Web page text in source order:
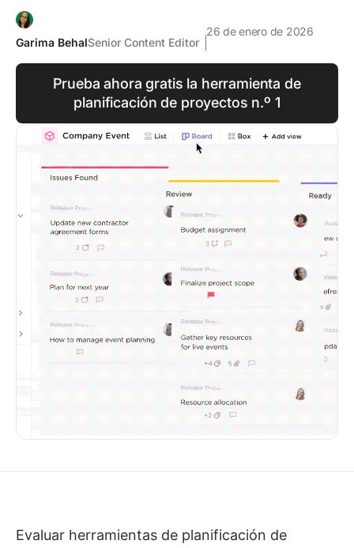
Garima BehalSenior Content Editor
26 de enero de 2026
Prueba ahora gratis la herramienta de
planificación de proyectos n.º 1
Evaluar herramientas de planificación de